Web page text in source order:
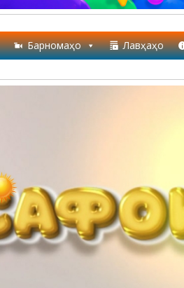
Барномаҳо Лавҳаҳо